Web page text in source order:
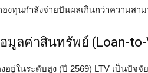
ทุนกำลังจ่ายปันผลเกินกว่าความสาม
ลค่าสินทรัพย์ (Loan-to-
อยู่ในระดับสูง (ปี 2569) LTV เป็นปัจ